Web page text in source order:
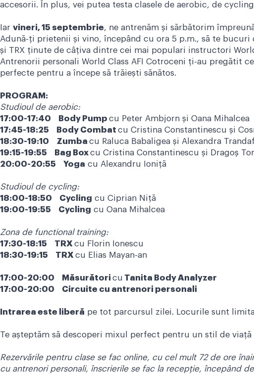
accesorii. În plus, vei putea testa clasele de aerobic, de
Iar vineri, 15 septembrie, ne antrenăm și sărbătorim
Adună-ți prietenii și vino, începând cu ora 5 p.m., să te bucuri
și TRX ținute de câțiva dintre cei mai populari instructori
Antrenorii personali World Class AFI Cotroceni ți-au pregătit
perfecte pentru a începe să trăiești sănătos.
PROGRAM:
Studioul de aerobic:
17:00-17:40 Body Pump cu Peter Ambjorn și Oana Mihalcea
17:45-18:25 Body Combat cu Cristina Constantinescu și
18:30-19:10 Zumba cu Raluca Babaligea și Alexandra
19:15-19:55 Bag Boxcu Cristina Constantinescu și Dragoș
20:00-20:55 Yoga cu Alexandru Ioniță
Studioul de cycling:
18:00-18:50 Cycling cu Ciprian Niță
19:00-19:55 Cycling cu Oana Mihalcea
Zona de functional training:
17:30-18:15 TRX cu Florin Ionescu
18:30-19:15 TRX cu Elias Mayan-an
17:00-20:00 Măsurători cu Tanita Body Analyzer
17:00-20:00 Circuite cu antrenori personali
Intrarea este liberă pe tot parcursul zilei. Locurile sunt
Te așteptăm să descoperi mixul perfect pentru un stil de
Rezervările pentru clase se fac online, cu cel mult 72 de ore
cu antrenori personali, înscrierile se fac la recepție, începând